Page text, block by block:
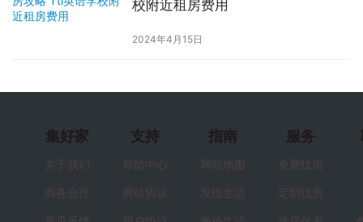
校附近租房费用
2024年4月15日
集好家
关于我们
商务合作
支持
帮助中心
网站协议
指南
网站地图
发现生活
服务
免费找房
定制找房